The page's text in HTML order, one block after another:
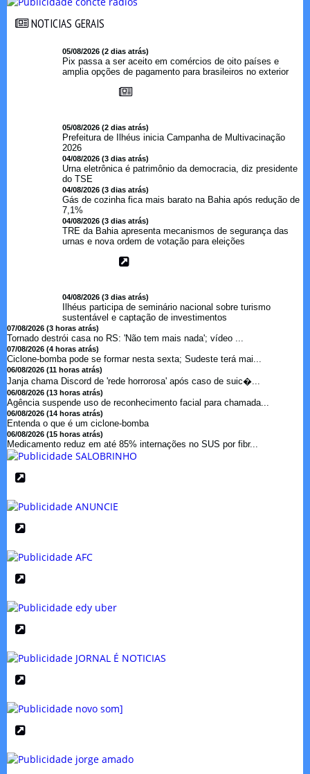
NOTICIAS GERAIS
05/08/2026 (2 dias atrás)
Pix passa a ser aceito em comércios de oito países e
amplia opções de pagamento para brasileiros no exterior
05/08/2026 (2 dias atrás)
Prefeitura de Ilhéus inicia Campanha de Multivacinação
2026
04/08/2026 (3 dias atrás)
Urna eletrônica é patrimônio da democracia, diz presidente
do TSE
04/08/2026 (3 dias atrás)
Gás de cozinha fica mais barato na Bahia após redução de
7,1%
04/08/2026 (3 dias atrás)
TRE da Bahia apresenta mecanismos de segurança das
urnas e nova ordem de votação para eleições
04/08/2026 (3 dias atrás)
Ilhéus participa de seminário nacional sobre turismo
sustentável e captação de investimentos
07/08/2026 (3 horas atrás)
Tornado destrói casa no RS: 'Não tem mais nada'; vídeo ...
07/08/2026 (4 horas atrás)
Ciclone-bomba pode se formar nesta sexta; Sudeste terá mai...
06/08/2026 (11 horas atrás)
Janja chama Discord de 'rede horrorosa' após caso de suic�...
06/08/2026 (13 horas atrás)
Agência suspende uso de reconhecimento facial para chamada...
06/08/2026 (14 horas atrás)
Entenda o que é um ciclone-bomba
06/08/2026 (15 horas atrás)
Medicamento reduz em até 85% internações no SUS por fibr...